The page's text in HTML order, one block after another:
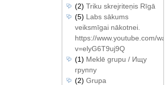
(2) Triku skrejriteņis Rīgā
(5) Labs sākums
veiksmīgai nākotnei.
https://www.youtube.com/
v=elyG6T9uj9Q
(1) Meklē grupu / Ищу
группу
(2) Grupa